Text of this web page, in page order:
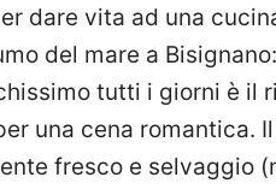
dare vita ad una
del mare a
tutti i giorni è il
una cena romantica.
fresco e selvaggio